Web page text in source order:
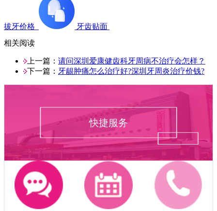
拔牙价格
牙齿贴面
相关阅读
上一篇： 请问深圳爱康健齿科牙周病不治疗会怎样？
下一篇： 牙龈肿痛怎么治疗好?深圳牙周炎治疗价钱?
快捷服务